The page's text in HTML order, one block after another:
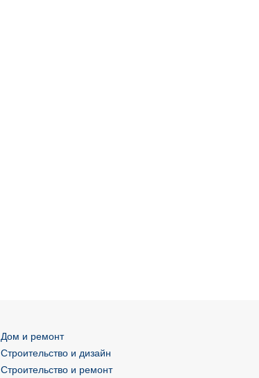
Дом и ремонт
Строительство и дизайн
Строительство и ремонт